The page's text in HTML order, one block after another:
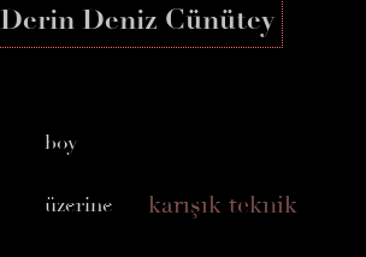
Derin Deniz Cünütey
boy
üzerine karışık teknik